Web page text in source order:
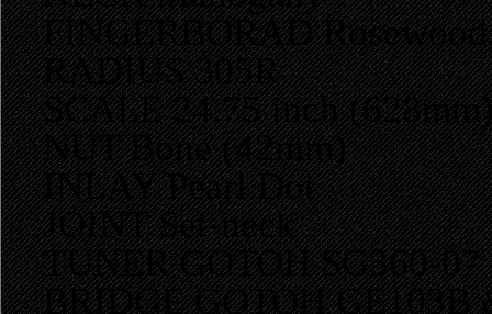
FINGERBORAD
RADIUS 305R
SCALE 24.75 inch
NUT Bone (42mm)
INLAY Pearl Dot
JOINT Set-neck
TUNER GOTOH SG360-07
BRIDGE GOTOH GE103B